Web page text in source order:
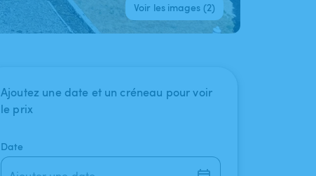
Voir les images (2)
Ajoutez une date et un créneau pour voir
le prix
Date